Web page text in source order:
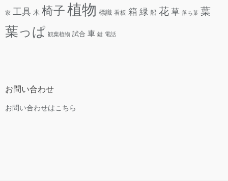
家 工具 木 椅子植物 標識 看板 箱 緑 船 花 草 落ち葉 葉
葉っぱ 観葉植物 試合 車 鍵 電話
お問い合わせ
お問い合わせはこちら